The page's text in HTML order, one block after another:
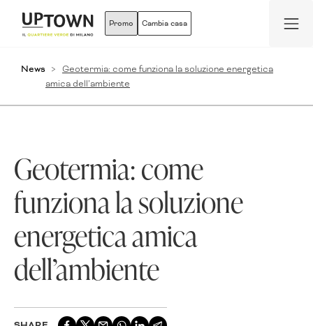
Promo Cambia casa
News
Geotermia: come funziona la soluzione energetica
amica dell’ambiente
Geotermia: come
funziona la soluzione
energetica amica
dell’ambiente